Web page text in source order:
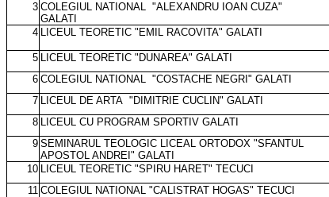
3 COLEGIUL NATIONAL "ALEXANDRU IOAN CUZA"
GALATI
4 LICEUL TEORETIC "EMIL RACOVITA" GALATI
5 LICEUL TEORETIC "DUNAREA" GALATI
6 COLEGIUL NATIONAL "COSTACHE NEGRI" GALATI
7 LICEUL DE ARTA "DIMITRIE CUCLIN" GALATI
8 LICEUL CU PROGRAM SPORTIV GALATI
9 SEMINARUL TEOLOGIC LICEAL ORTODOX "SFANTUL
APOSTOL ANDREI" GALATI
10 LICEUL TEORETIC "SPIRU HARET" TECUCI
11 COLEGIUL NATIONAL "CALISTRAT HOGAS" TECUCI